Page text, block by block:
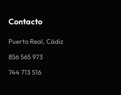
Contacto
Puerto Real, Cádiz
856 565 973
744 713 516